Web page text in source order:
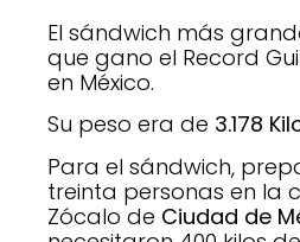
El sándwich más
que gano el Record
en México.
Su peso era de 3.178
Para el sándwich,
treinta personas en la
Zócalo de Ciudad de